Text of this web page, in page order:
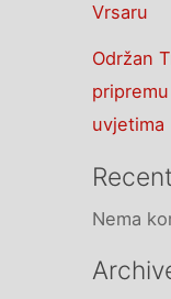
Vrsaru
Održan
uvjetima
Nema